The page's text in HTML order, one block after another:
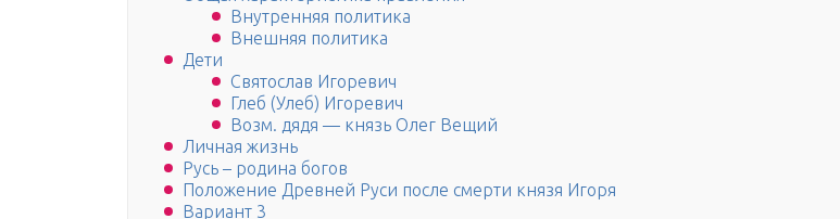
Внутренняя политика
Внешняя политика
Дети
Святослав Игоревич
Глеб (Улеб) Игоревич
Возм. дядя — князь Олег Вещий
Личная жизнь
Русь – родина богов
Положение Древней Руси после смерти князя Игоря
Вариант 3